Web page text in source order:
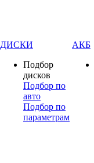
ДИСКИ
Подбор
дисков
Подбор по
авто
Подбор по
параметрам
АКБ